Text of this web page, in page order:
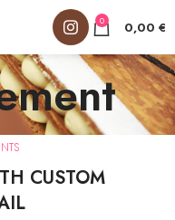
0 0,00 €
CUSTOM